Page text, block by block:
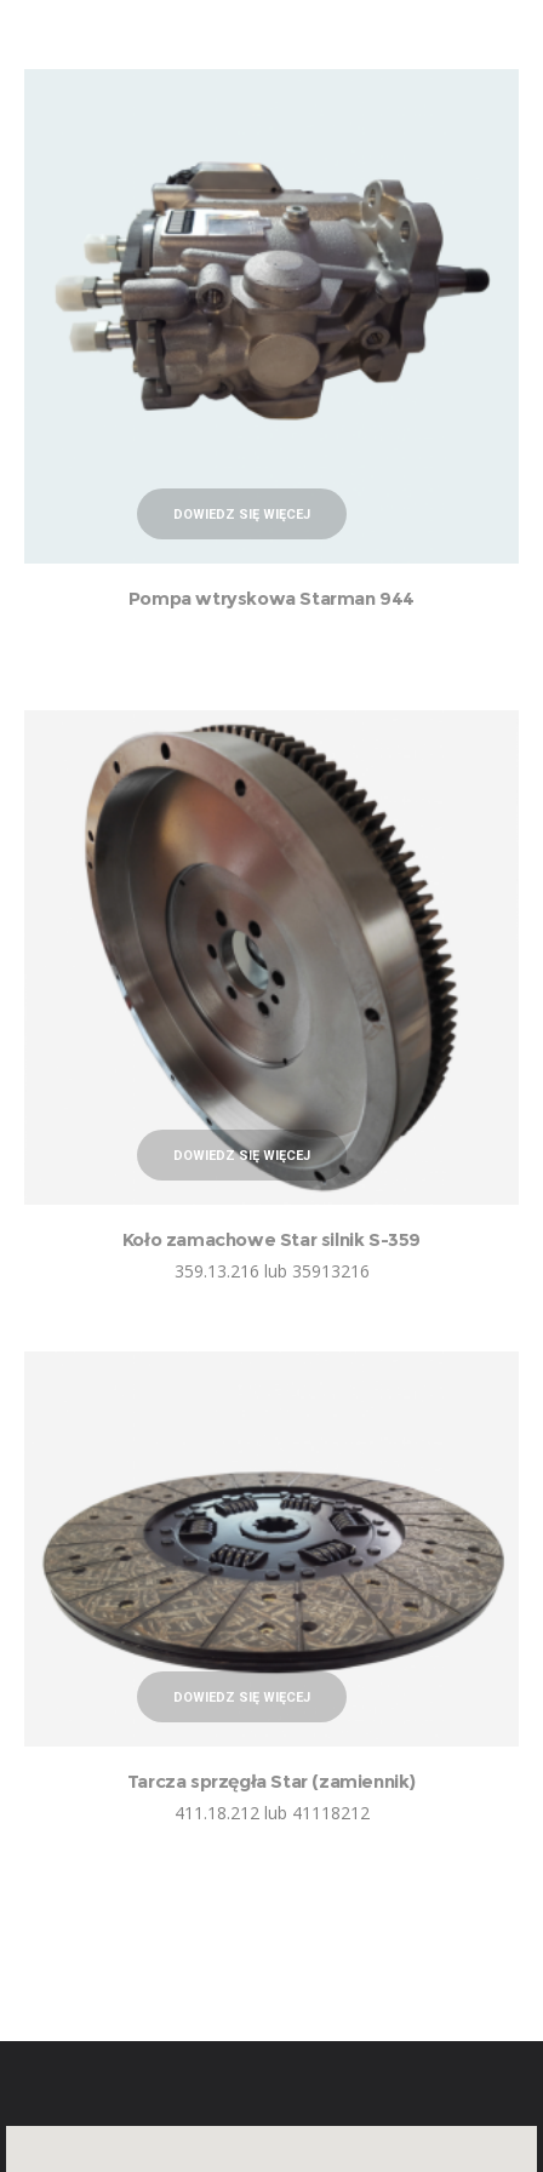
DOWIEDZ SIĘ WIĘCEJ
Pompa wtryskowa Starman 944
DOWIEDZ SIĘ WIĘCEJ
Koło zamachowe Star silnik S-359
359.13.216 lub 35913216
DOWIEDZ SIĘ WIĘCEJ
Tarcza sprzęgła Star (zamiennik)
411.18.212 lub 41118212